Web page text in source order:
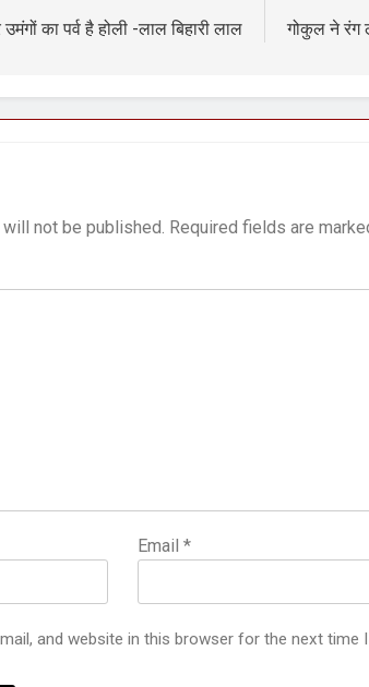
का पर्व है होली -लाल बिहारी लाल
गोकुल ने रंग
not be published. Required fields are
Email *
and website in this browser for the next time